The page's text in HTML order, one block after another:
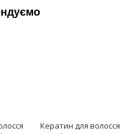
Кератин для волосся